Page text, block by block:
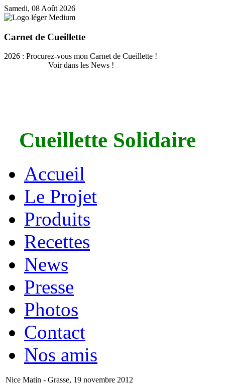
Samedi, 08 Août 2026
Carnet de Cueillette
2026 : Procurez-vous mon Carnet de Cueillette !
Voir dans les News !
Cueillette Solidaire
Accueil
Le Projet
Produits
Recettes
News
Presse
Photos
Contact
Nos amis
Nice Matin - Grasse, 19 novembre 2012